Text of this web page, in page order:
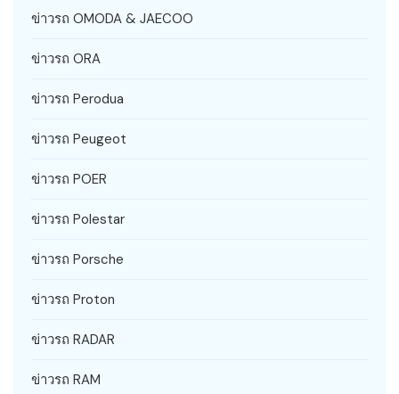
ข่าวรถ OMODA & JAECOO
ข่าวรถ ORA
ข่าวรถ Perodua
ข่าวรถ Peugeot
ข่าวรถ POER
ข่าวรถ Polestar
ข่าวรถ Porsche
ข่าวรถ Proton
ข่าวรถ RADAR
ข่าวรถ RAM